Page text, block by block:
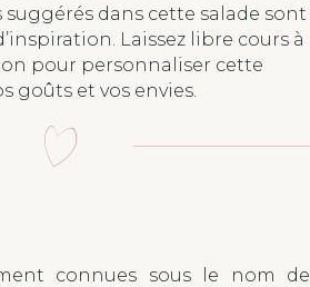
dans cette salade sont
Laissez libre cours à
pour personnaliser cette
goûts et vos envies.
connues sous le nom de